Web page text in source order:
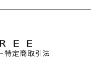
特定商取引法